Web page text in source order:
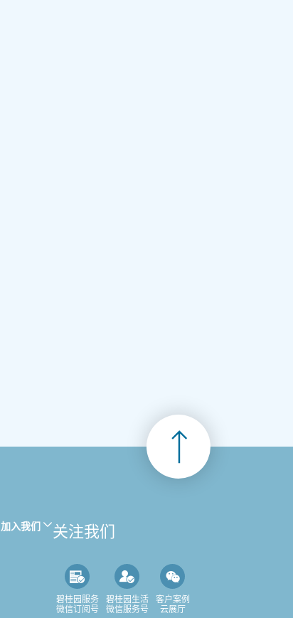
加入我们 关注我们
碧桂园服务
微信订阅号
碧桂园生活
微信服务号
客户案例
云展厅